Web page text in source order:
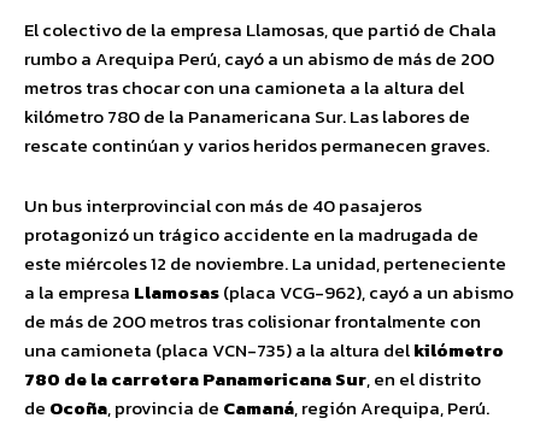
El colectivo de la empresa Llamosas, que partió de Chala
rumbo a Arequipa Perú, cayó a un abismo de más de 200
metros tras chocar con una camioneta a la altura del
kilómetro 780 de la Panamericana Sur. Las labores de
rescate continúan y varios heridos permanecen graves.
Un bus interprovincial con más de 40 pasajeros
protagonizó un trágico accidente en la madrugada de
este miércoles 12 de noviembre. La unidad, perteneciente
a la empresa Llamosas(placa VCG-962), cayó a un abismo
de más de 200 metros tras colisionar frontalmente con
una camioneta (placa VCN-735) a la altura delkilómetro
780 de la carretera Panamericana Sur, en el distrito
de Ocoña, provincia de Camaná, región Arequipa, Perú.